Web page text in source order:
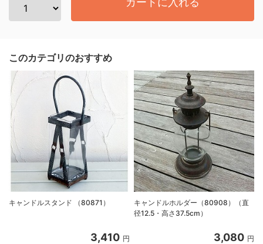
このカテゴリのおすすめ
キャンドルスタンド （80871）
3,410 円
キャンドルホルダー（80908）（直
径12.5・高さ37.5cm）
3,080 円